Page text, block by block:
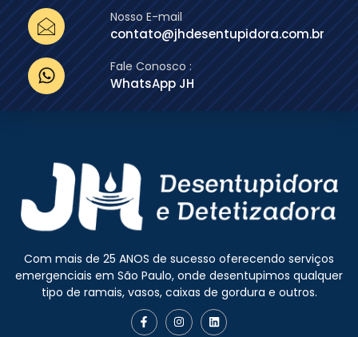
Nosso E-mail
contato@jhdesentupidora.com.br
Fale Conosco :
WhatsApp JH
Com mais de 25 ANOS de sucesso oferecendo serviços
emergenciais em São Paulo, onde desentupimos qualquer
tipo de ramais, vasos, caixas de gordura e outros.